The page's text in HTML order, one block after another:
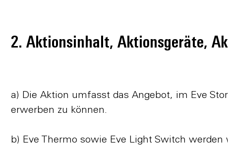
2. Aktionsinhalt, Aktionsgeräte,
a) Die Aktion umfasst das Angebot, im Eve
erwerben zu können.
b) Eve Thermo sowie Eve Light Switch